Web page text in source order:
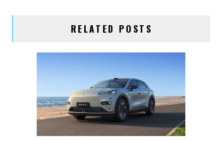
RELATED POSTS